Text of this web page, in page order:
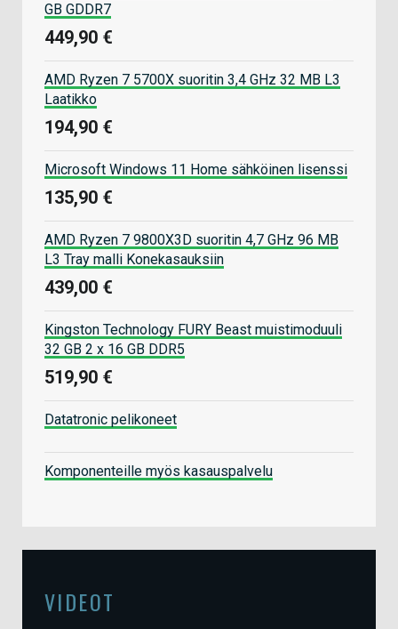
GB GDDR7
449,90 €
AMD Ryzen 7 5700X suoritin 3,4 GHz 32 MB L3
Laatikko
194,90 €
Microsoft Windows 11 Home sähköinen lisenssi
135,90 €
AMD Ryzen 7 9800X3D suoritin 4,7 GHz 96 MB
L3 Tray malli Konekasauksiin
439,00 €
Kingston Technology FURY Beast muistimoduuli
32 GB 2 x 16 GB DDR5
519,90 €
Datatronic pelikoneet
Komponenteille myös kasauspalvelu
VIDEOT